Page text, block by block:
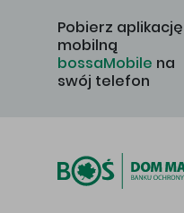
Pobierz aplikację
mobilną
bossaMobile na
swój telefon